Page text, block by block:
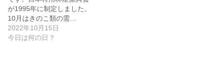
が1995年に制定しました。
10月はきのこ類の需…
2022年10月15日
今日は何の日？